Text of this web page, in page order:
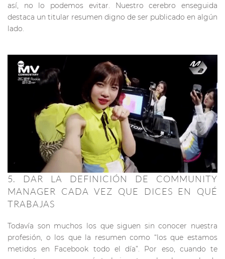
así, no lo podemos evitar. Nuestro cerebro enseguida
destaca un titular resumen digno de ser publicado en algún
lado.
5. DAR LA DEFINICIÓN DE COMMUNITY
MANAGER CADA VEZ QUE DICES EN QUÉ
TRABAJAS
Todavía son muchos los que siguen sin conocer nuestra
profesión, o los que la resumen como “los que estamos
metidos en Facebook todo el día”. Por eso, cuando te